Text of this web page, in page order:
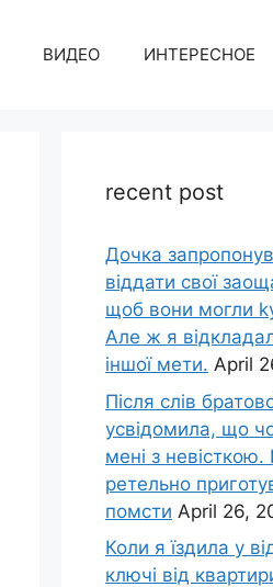
ВИДЕО ИНТЕРЕСНОЕ
recent post
Дочка
віддати свої
щоб вони могли
Але ж я
іншої мети. April
Після слів
усвідомила, що
мені з невісткою.
ретельно
помсти April 26,
Коли я їздила у
ключі від